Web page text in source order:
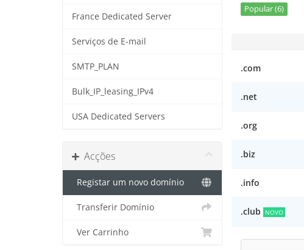
France Dedicated Server
Serviços de E-mail
SMTP_PLAN
Bulk_IP_leasing_IPv4
USA Dedicated Servers
Acções
Registar um novo domínio
Transferir Domínio
Ver Carrinho
Popular (6)
.com
.net
.org
.biz
.info
.club NOVO